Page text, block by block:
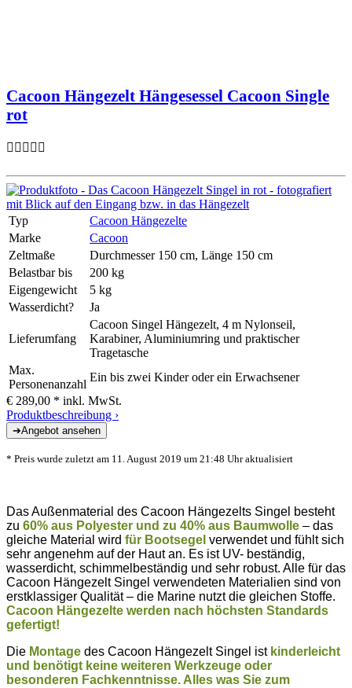
Cacoon Hängezelt Hängesessel Cacoon Single
rot
Typ
Cacoon Hängezelte
Marke
Cacoon
Zeltmaße
Durchmesser 150 cm, Länge 150 cm
Belastbar bis
200 kg
Eigengewicht
5 kg
Wasserdicht?
Ja
Lieferumfang
Cacoon Singel Hängezelt, 4 m Nylonseil,
Karabiner, Aluminiumring und praktischer
Tragetasche
Max.
Personenanzahl
Ein bis zwei Kinder oder ein Erwachsener
€ 289,00 * inkl. MwSt.
Produktbeschreibung ›
* Preis wurde zuletzt am 11. August 2019 um 21:48 Uhr aktualisiert
Das Außenmaterial des Cacoon Hängezelts Singel besteht
zu 60% aus Polyester und zu 40% aus Baumwolle – das
gleiche Material wird für Bootsegel verwendet und fühlt sich
sehr angenehm auf der Haut an. Es ist UV- beständig,
wasserdicht, schimmelbeständig und sehr robust. Alle für das
Cacoon Hängezelt Singel verwendeten Materialien sind von
erstklassiger Qualität – die Marine nutzt die gleichen Stoffe.
Cacoon Hängezelte werden nach höchsten Standards
gefertigt!
Die Montage des Cacoon Hängezelt Singel ist kinderleicht
und benötigt keine weiteren Werkzeuge oder
besonderen Fachkenntnisse. Alles was Sie zum